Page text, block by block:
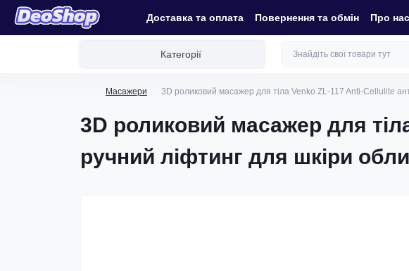
Доставка та оплата Повернення та обмін Про нас
Категорії
Масажери 3D роликовий масажер для тіла Venko ZL-117 Anti-Cellulite
3D роликовий масажер для
ручний ліфтинг для шкіри